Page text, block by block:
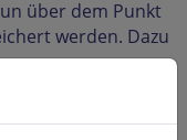
über dem Punkt
werden. Dazu